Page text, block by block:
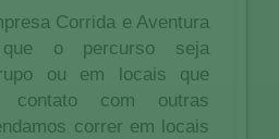
Corrida e Aventura
o percurso seja
ou em locais que
contato com outras
correr em locais